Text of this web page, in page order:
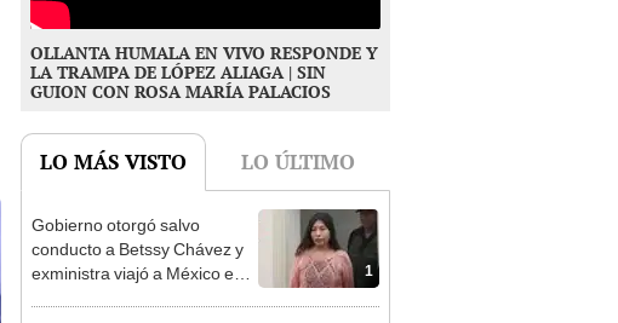
OLLANTA HUMALA EN VIVO RESPONDE Y
LA TRAMPA DE LÓPEZ ALIAGA | SIN
GUION CON ROSA MARÍA PALACIOS
LO MÁS VISTO LO ÚLTIMO
1
Gobierno otorgó salvo
conducto a Betssy Chávez y
exministra viajó a México en